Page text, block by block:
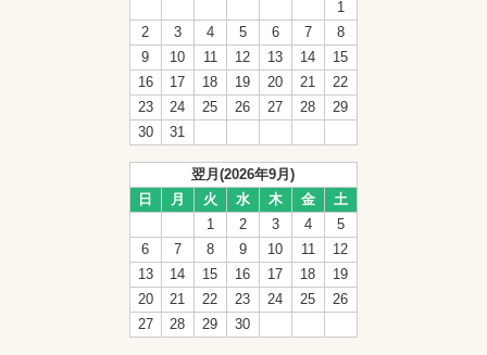
1
2
3 4 5 6 7
8
9
10 11 12 13 14
15
16
17 18 19 20 21
22
23
24 25 26 27 28
29
30
31
翌月(2026年9月)
日
月 火 水 木 金
土
1
2 3 4
5
6
7 8 9 10 11
12
13
14 15 16 17 18
19
20
21 22 23 24 25
26
27
28 29 30